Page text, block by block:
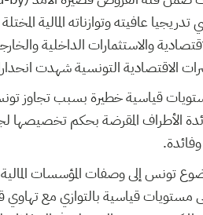
الاقتصادية والاستثمارات الداخلية
الاقتصادية التونسية شهدت
قياسية خطيرة بسبب تجاوز
الأطراف المقرضة بحكم تخصيصها
تونس إلى وصفات المؤسسات المالية
مستويات قياسية بالتوازي مع